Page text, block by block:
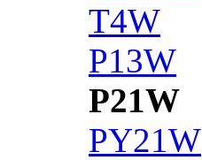
T4W
P13W
P21W
PY21W